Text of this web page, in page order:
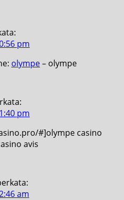
pm
olympe– olympe
pm
#]olympe casino
avis
am